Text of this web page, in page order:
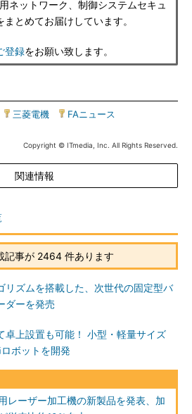
ネットワーク、制御システムセキュ
とめてお届けしています。
登録をお願い致します。
三菱電機 FAニュース
Copyright © ITmedia, Inc. All Rights Reserved.
関連情報
記事が 2464 件あります
リズムを搭載した、次世代の固定型バ
ダーを発売
卓上設置も可能！ 小型・軽量サイズ
ボットを開発
レーザー加工機の新製品を発表、加